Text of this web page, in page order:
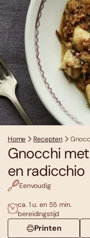
Home Recepten
Gnocchi
en radicchio
Eenvoudig
ca. 1 u. en 55 min.
bereidingstijd
Printen